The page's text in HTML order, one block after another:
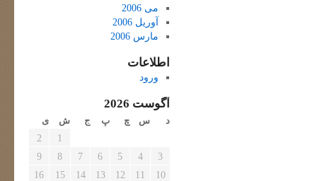
می 2006
آوریل 2006
مارس 2006
اطلاعات
ورود
آگوست 2026
د س چ پ ج ش ی
1
2
3
4
5
6
7
8
9
10
11
12
13
14
15
16